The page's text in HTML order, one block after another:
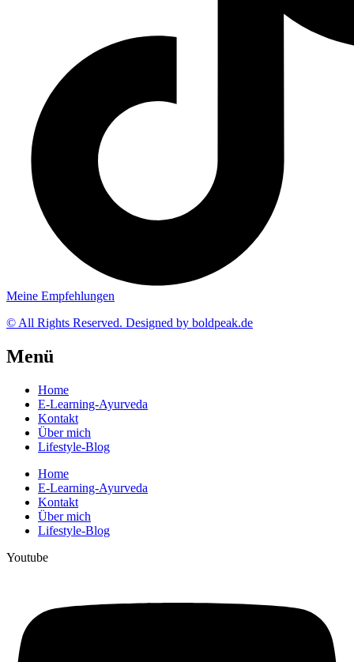
Meine Empfehlungen
© All Rights Reserved. Designed by boldpeak.de
Menü
Home
E-Learning-Ayurveda
Kontakt
Über mich
Lifestyle-Blog
Home
E-Learning-Ayurveda
Kontakt
Über mich
Lifestyle-Blog
Youtube